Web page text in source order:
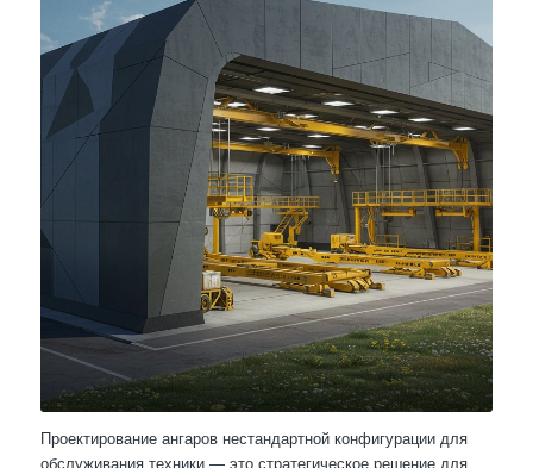
Проектирование ангаров нестандартной конфигурации для
обслуживания техники — это стратегическое решение для